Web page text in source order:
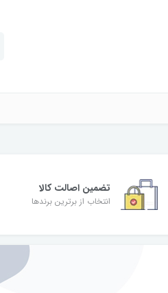
تضمین اصالت کالا
انتخاب از برترین برندها